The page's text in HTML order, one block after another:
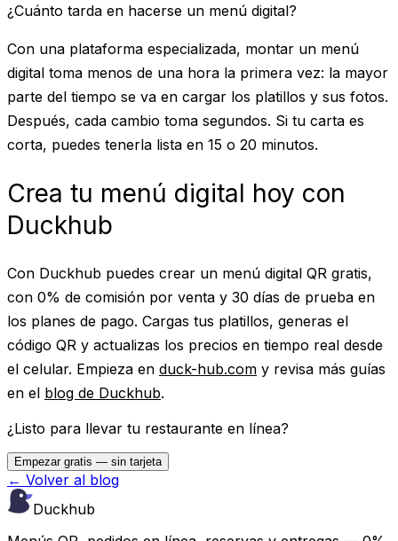
¿Cuánto tarda en hacerse un menú digital?
Con una plataforma especializada, montar un menú
digital toma menos de una hora la primera vez: la mayor
parte del tiempo se va en cargar los platillos y sus fotos.
Después, cada cambio toma segundos. Si tu carta es
corta, puedes tenerla lista en 15 o 20 minutos.
Crea tu menú digital hoy con
Duckhub
Con Duckhub puedes crear un menú digital QR gratis,
con 0% de comisión por venta y 30 días de prueba en
los planes de pago. Cargas tus platillos, generas el
código QR y actualizas los precios en tiempo real desde
el celular. Empieza en duck-hub.com y revisa más guías
en el blog de Duckhub.
¿Listo para llevar tu restaurante en línea?
Empezar gratis — sin tarjeta
← Volver al blog
Duckhub